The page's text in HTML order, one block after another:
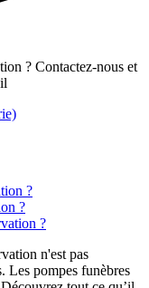
? Contactez-nous et
?
?
?
n'est pas
Les pompes funèbres